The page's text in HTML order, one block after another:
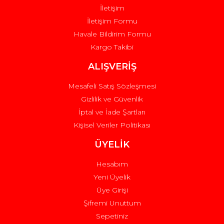
Gönder
İletişim
İletişim Formu
Havale Bildirim Formu
Kargo Takibi
ALIŞVERİŞ
Mesafeli Satış Sözleşmesi
Gizlilik ve Güvenlik
İptal ve İade Şartları
Kişisel Veriler Politikası
ÜYELİK
Hesabım
Yeni Üyelik
Üye Girişi
Şifremi Unuttum
Sepetiniz